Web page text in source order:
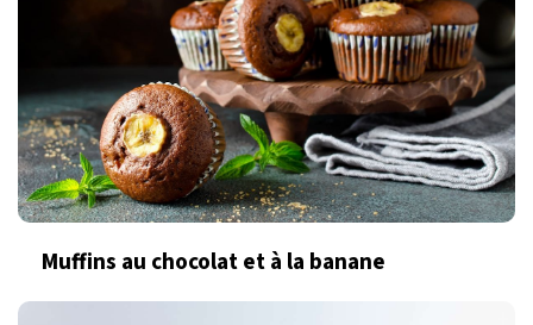
Muffins au chocolat et à la banane